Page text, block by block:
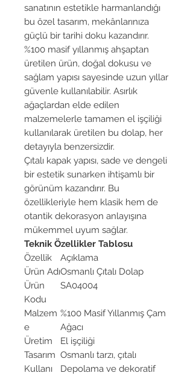
sanatının estetikle harmanlandığı
bu özel tasarım, mekânlarınıza
güçlü bir tarihi doku kazandırır.
%100 masif yıllanmış ahşaptan
üretilen ürün, doğal dokusu ve
sağlam yapısı sayesinde uzun yıllar
güvenle kullanılabilir. Asırlık
ağaçlardan elde edilen
malzemelerle tamamen el işçiliği
kullanılarak üretilen bu dolap, her
detayıyla benzersizdir.
Çıtalı kapak yapısı, sade ve dengeli
bir estetik sunarken ihtişamlı bir
görünüm kazandırır. Bu
özellikleriyle hem klasik hem de
otantik dekorasyon anlayışına
mükemmel uyum sağlar.
Teknik Özellikler Tablosu
Özellik
Açıklama
Ürün AdıOsmanlı Çıtalı Dolap
Ürün
Kodu
SA04004
Malzem
e
%100 Masif Yıllanmış Çam
Ağacı
Üretim
El işçiliği
Tasarım Osmanlı tarzı, çıtalı
Kullanı
Depolama ve dekoratif